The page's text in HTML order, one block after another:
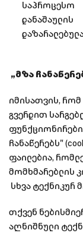
საპროცესო
„მზა
იმისათვის, რომ
გვერდით
ჩანაწერებს"
ფაილებია,
მომხმარებლის
სხვა ტექნიკურ
თქვენ
აღნიშნული